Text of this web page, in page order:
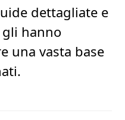
dettagliate e
hanno
una vasta base